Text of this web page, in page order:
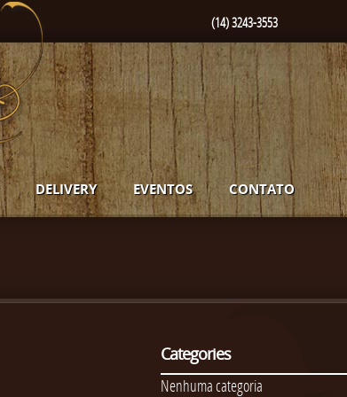
(14) 3243-3553
DELIVERY EVENTOS CONTATO
Categories
Nenhuma categoria